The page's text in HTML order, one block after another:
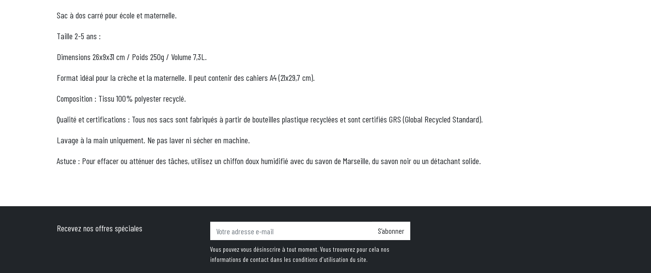
Sac à dos carré pour école et maternelle.
Taille 2-5 ans :
Dimensions 26x9x31 cm / Poids 250g / Volume 7,3L.
Format idéal pour la crèche et la maternelle. Il peut contenir des cahiers A4 (21x29,7 cm).
Composition : Tissu 100% polyester recyclé.
Qualité et certifications : Tous nos sacs sont fabriqués à partir de bouteilles plastique recyclées et sont certifiés GRS (Global Recycled Standard).
Lavage à la main uniquement. Ne pas laver ni sécher en machine.
Astuce : Pour effacer ou atténuer des tâches, utilisez un chiffon doux humidifié avec du savon de Marseille, du savon noir ou un détachant solide.
Recevez nos offres spéciales S’abonner
Vous pouvez vous désinscrire à tout moment. Vous trouverez pour cela nos
informations de contact dans les conditions d'utilisation du site.